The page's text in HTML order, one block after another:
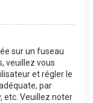
sur un fuseau
veuillez vous
et régler le
par
etc. Veuillez noter